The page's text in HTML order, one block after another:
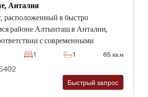
Анталия
расположенный в быстро
районе Алтынташ в Анталии,
с современными
предлагает покупателям на выбор
нельзя упустить.
1 1 65 кв.м
Быстрый запрос